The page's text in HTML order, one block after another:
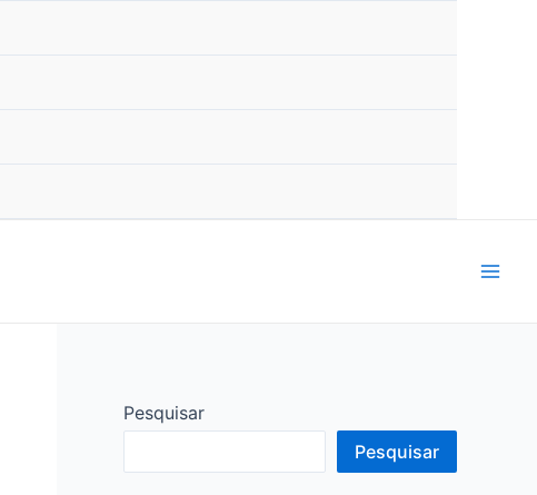
Pesquisar
Pesquisar